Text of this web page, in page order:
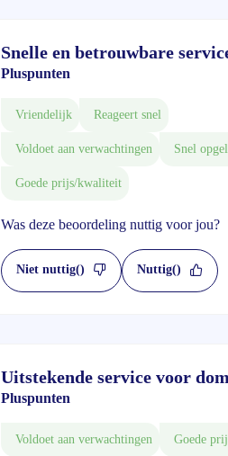
Snelle en betrouwbare
Pluspunten
Vriendelijk Reageert snel
Voldoet aan verwachtingen Snel
Goede prijs/kwaliteit
Was deze beoordeling nuttig voor jou?
Niet nuttig() Nuttig()
Uitstekende service voor
Pluspunten
Voldoet aan verwachtingen Goede